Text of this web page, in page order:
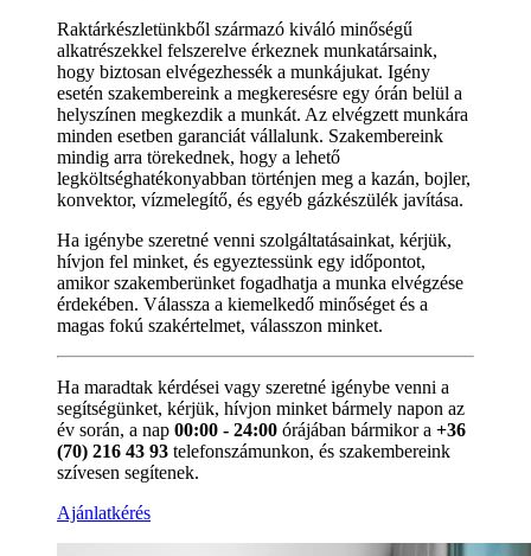
Raktárkészletünkből származó kiváló minőségű
alkatrészekkel felszerelve érkeznek munkatársaink,
hogy biztosan elvégezhessék a munkájukat. Igény
esetén szakembereink a megkeresésre egy órán belül a
helyszínen megkezdik a munkát. Az elvégzett munkára
minden esetben garanciát vállalunk. Szakembereink
mindig arra törekednek, hogy a lehető
legköltséghatékonyabban történjen meg a kazán, bojler,
konvektor, vízmelegítő, és egyéb gázkészülék javítása.
Ha igénybe szeretné venni szolgáltatásainkat, kérjük,
hívjon fel minket, és egyeztessünk egy időpontot,
amikor szakemberünket fogadhatja a munka elvégzése
érdekében. Válassza a kiemelkedő minőséget és a
magas fokú szakértelmet, válasszon minket.
Ha maradtak kérdései vagy szeretné igénybe venni a
segítségünket, kérjük, hívjon minket bármely napon az
év során, a nap 00:00 - 24:00 órájában bármikor a +36
(70) 216 43 93 telefonszámunkon, és szakembereink
szívesen segítenek.
Ajánlatkérés